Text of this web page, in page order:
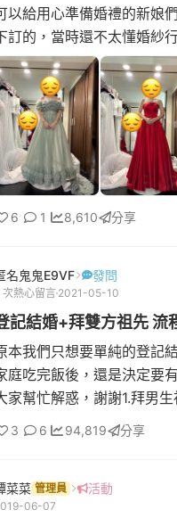
以給用心準備婚禮的新娘
訂的，當時還不太懂婚紗
方1.部分服務人...
6 1 8,610 分享
名鬼鬼E9VF 發問
次熱心留言 2021-05-10
記結婚+拜雙方祖先 流
本我們只想要單純的登記
庭吃完飯後，還是決定要
家幫忙解惑，謝謝1.拜男
點? (例如:登記前或登記後
3 6 94,819 分享
菜菜 管理員 活動
06-07